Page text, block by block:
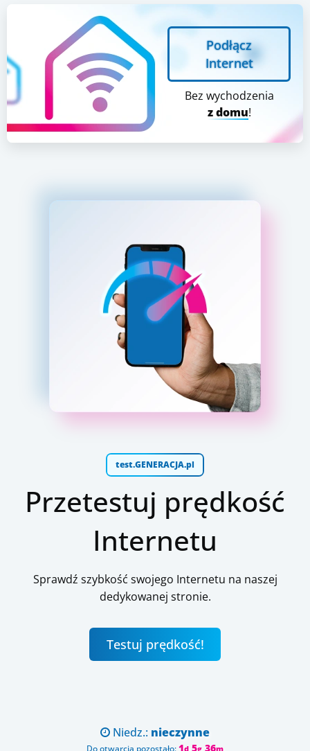
Podłącz
Internet
Bez wychodzenia
z domu!
test.GENERACJA.pl
Przetestuj prędkość
Internetu
Sprawdź szybkość swojego Internetu na naszej
dedykowanej stronie.
Testuj prędkość!
 Niedz.: nieczynne
1d 5g 36m